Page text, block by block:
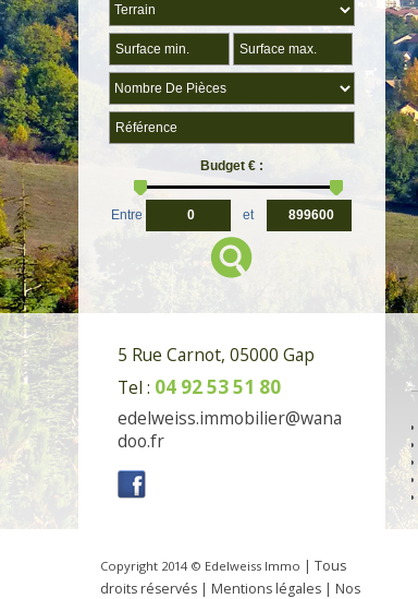
Budget € :
Entre et
5 Rue Carnot, 05000 Gap
Tel : 04 92 53 51 80
edelweiss.immobilier@wana
doo.fr
Copyright 2014 © Edelweiss Immo | Tous
droits réservés | Mentions légales | Nos